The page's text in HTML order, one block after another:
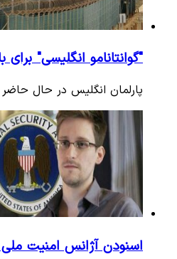
"گوانتانامو انگلیسی"
پارلمان انگلیس در حال
اسنودن آژانس امنیت